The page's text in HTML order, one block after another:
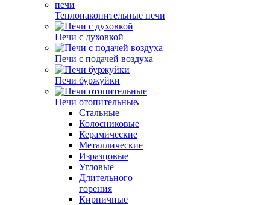
Теплонакопительные печи
Печи с духовкой
Печи с подачей воздуха
Печи буржуйки
Печи отопительные
Стальные
Колосниковые
Керамические
Металлические
Изразцовые
Угловые
Длительного
горения
Кирпичные